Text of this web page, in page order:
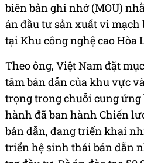
biên bản ghi nhớ (MOU)
án đầu tư sản xuất vi mạch
tại Khu công nghệ cao Hòa
Theo ông, Việt Nam đặt
tâm bán dẫn của khu vực
trọng trong chuỗi cung ứng
hành đã ban hành Chiến
bán dẫn, đang triển khai
triển hệ sinh thái bán dẫn